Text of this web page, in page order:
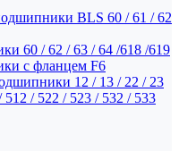
BLS 60 / 61 / 62
60 / 62 / 63 / 64 /618 /619
с фланцем F6
12 / 13 / 22 / 23
/ 522 / 523 / 532 / 533